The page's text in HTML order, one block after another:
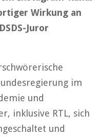
Wirkung an
Juror
im
und
inklusive RTL, sich
und